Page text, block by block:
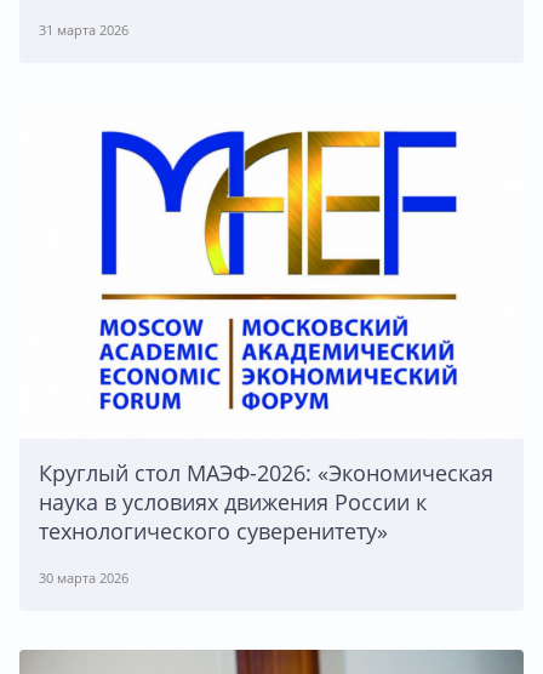
31 марта 2026
Круглый стол МАЭФ-2026: «Экономическая
наука в условиях движения России к
технологического суверенитету»
30 марта 2026